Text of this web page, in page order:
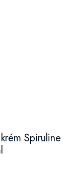
Spiruline